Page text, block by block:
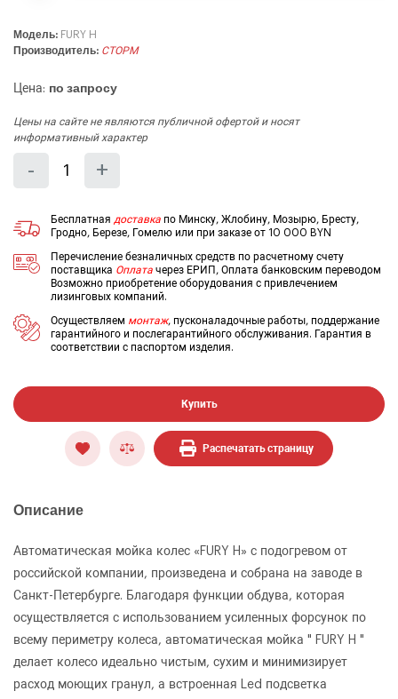
Модель: FURY H
Производитель: СТОРМ
Цена: по запросу
Цены на сайте не являются публичной офертой и носят
информативный характер
- Уменьшить
на
еденицу
+
на
еденицу
Бесплатная доставка по Минску, Жлобину, Мозырю, Бресту,
Гродно, Березе, Гомелю или при заказе от 10 000 BYN
Перечисление безналичных средств по расчетному счету
поставщика Оплата через ЕРИП, Оплата банковским переводом
Возможно приобретение оборудования с привлечением
лизинговых компаний.
Осуществляем монтаж, пусконаладочные работы, поддержание
гарантийного и послегарантийного обслуживания. Гарантия в
соответствии с паспортом изделия.
Купить
Распечатать страницу
Описание
Автоматическая мойка колес «FURY H» с подогревом от
российской компании, произведена и собрана на заводе в
Санкт-Петербурге. Благодаря функции обдува, которая
осуществляется с использованием усиленных форсунок по
всему периметру колеса, автоматическая мойка " FURY H "
делает колесо идеально чистым, сухим и минимизирует
расход моющих гранул, а встроенная Led подсветка